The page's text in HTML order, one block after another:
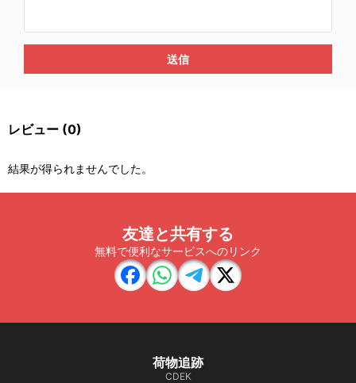
送信
レビュー (0)
結果が得られませんでした。
友達と共有する
無料で便利なサービスへのリンク
荷物追跡
CDEK